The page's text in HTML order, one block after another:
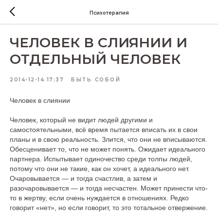
Психотерапия
ЧЕЛОВЕК В СЛИЯНИИ И
ОТДЕЛЬНЫЙ ЧЕЛОВЕК
2014-12-14 17:37 БЫТЬ СОБОЙ
Человек в слиянии
Человек, который не видит людей другими и
самостоятельными, всё время пытается вписать их в свои
планы и в свою реальность. Злится, что они не вписываются.
Обесценивает то, что не может понять. Ожидает идеального
партнера. Испытывает одиночество среди толпы людей,
потому что они не такие, как он хочет, а идеального нет.
Очаровывается — и тогда счастлив, а затем и
разочаровывается — и тогда несчастен. Может принести что-
то в жертву, если очень нуждается в отношениях. Редко
говорит «нет», но если говорит, то это тотальное отвержение.